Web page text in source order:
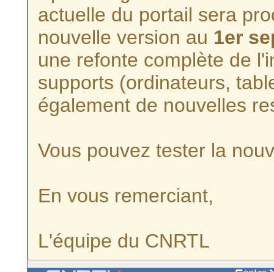
actuelle du portail sera
nouvelle version au 1er
une refonte complète de
supports (ordinateurs,
également de nouvelles
Vous pouvez tester la
En vous remerciant,
L'équipe du CNRTL